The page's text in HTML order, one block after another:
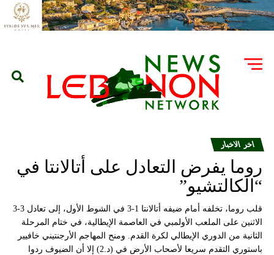
اخر الاخبار
روما يفرض التعادل على أتالانتا في
“الكالتشيو”
قلب روما، تخلفه أمام ضيفه أتالانتا 1-3 في الشوط الأول، إلى تعادل 3-3
الاثنين على الملعب الأولمبي في العاصمة الإيطالية، في ختام المرحلة
الثانية من الدوري الإيطالي لكرة القدم. ومنح المهاجم الأرجنتيني خافيير
باستوري التقدم سريعا لأصحاب الأرض في (د.2) إلا أن الضيوف ردوا